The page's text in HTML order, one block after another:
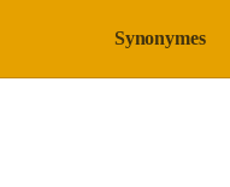
Synonymes